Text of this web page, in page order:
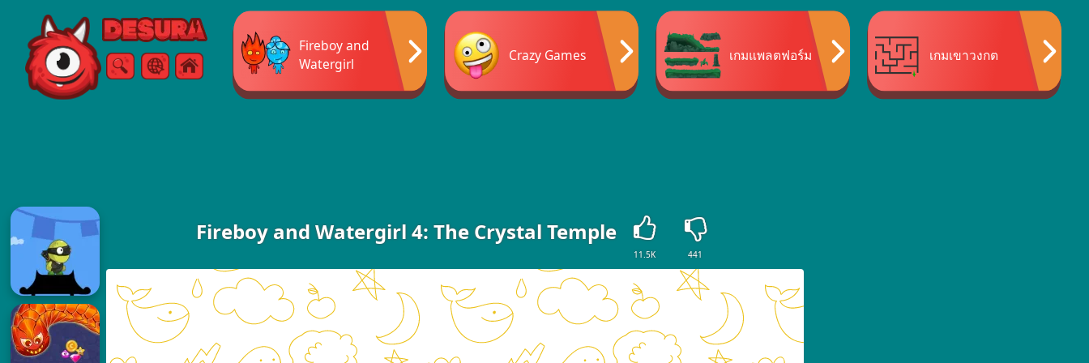
Free Online Games
ค้นหา เมนู
Fireboy and
Watergirl
Crazy Games เกมแพลตฟอร์ม เกมเขาวงกต
Fireboy and Watergirl 4: The Crystal Temple
11.5K 441